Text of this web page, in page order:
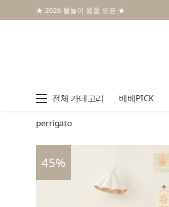
★ 2026 물놀이 용품 오픈 ★
전체 카테고리 베베PICK
perrigato
45%